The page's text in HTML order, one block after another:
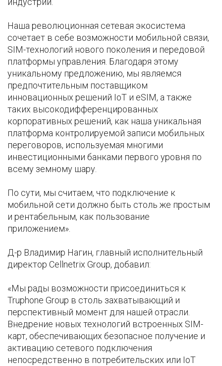
Наша революционная сетевая экосистема
сочетает в себе возможности мобильной связи,
SIM-технологий нового поколения и передовой
платформы управления. Благодаря этому
уникальному предложению, мы являемся
предпочтительным поставщиком
инновационных решений IoT и eSIM, а также
таких высокодифференцированных
корпоративных решений, как наша уникальная
платформа контролируемой записи мобильных
переговоров, используемая многими
инвестиционными банками первого уровня по
всему земному шару.
По сути, мы считаем, что подключение к
мобильной сети должно быть столь же простым
и рентабельным, как пользование
приложением».
Д-р Владимир Нагин, главный исполнительный
директор Cellnetrix Group, добавил:
«Мы рады возможности присоединиться к
Truphone Group в столь захватывающий и
перспективный момент для нашей отрасли.
Внедрение новых технологий встроенных SIM-
карт, обеспечивающих безопасное получение и
активацию сетевого подключения
непосредственно в потребительских или IoT